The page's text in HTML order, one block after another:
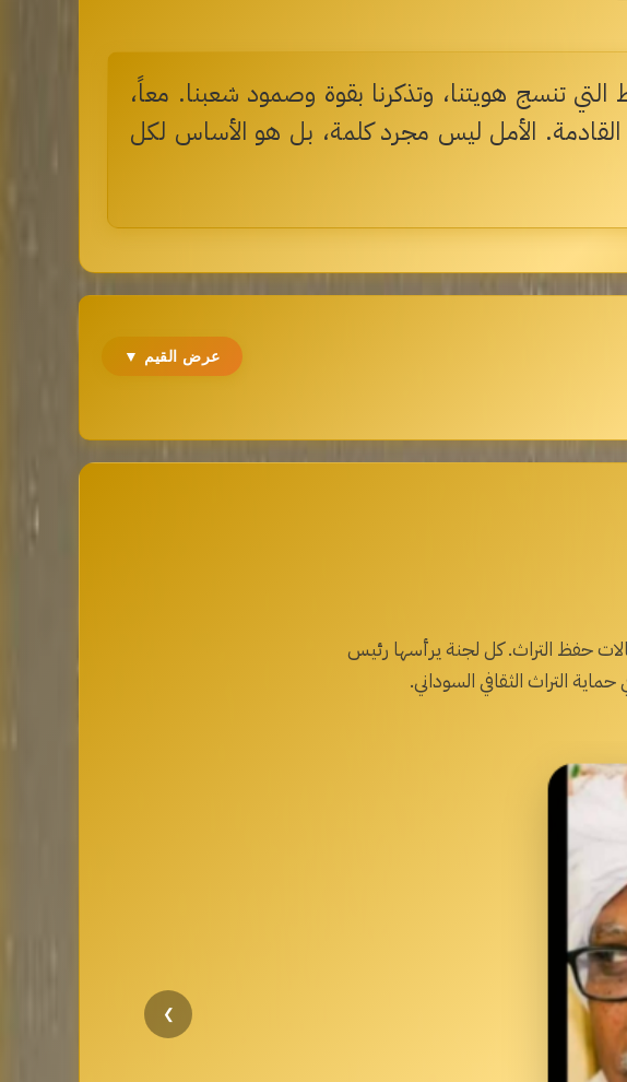
تنسج هويتنا، وتذكرنا بقوة وصمود شعبنا. معاً،
القادمة. الأمل ليس مجرد كلمة، بل هو الأساس لكل
عرض القيم ▼
حفظ التراث. كل لجنة يرأسها رئيس
التراث الثقافي السوداني.
❯